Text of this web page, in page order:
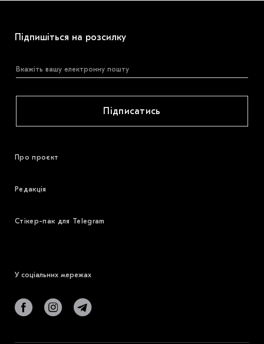
Підпишіться на розсилку
Підписатись
Про проєкт
Редакція
Стікер-пак для Telegram
У соціальних мережах